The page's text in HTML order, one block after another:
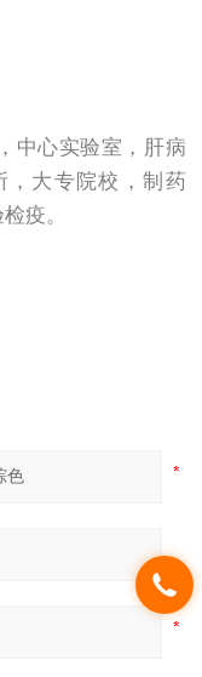
中心实验室，肝病
，大专院校，制药
疫。